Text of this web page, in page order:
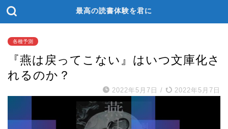
最高の読書体験を君に
各種予測
『燕は戻ってこない』はいつ文庫化さ
れるのか？
2022年5月7日 / 2022年5月7日